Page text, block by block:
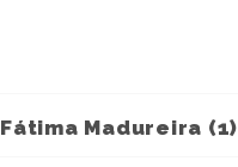
Fátima Madureira (1)